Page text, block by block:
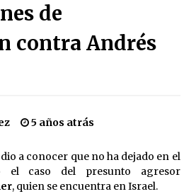
Díaz-Polanco renuncia a la presidencia
atrás
incautan 15 autos de lujo
atrás
de
contra Andrés
5 años atrás
a conocer que no ha dejado en el
el caso del presunto agresor
, quien se encuentra en Israel.